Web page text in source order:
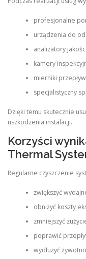
profesjonalne
urządzenia do
analizatory
kamery
mierniki
specjalistyczny
Dzięki temu skutecznie
uszkodzenia instalacji.
Korzyści
Thermal
Regularne czyszczenie
zwiększyć
obniżyć koszty
zmniejszyć
poprawić
wydłużyć